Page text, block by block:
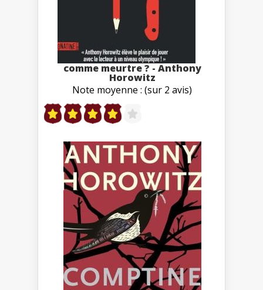
comme meurtre ? - Anthony
Horowitz
Note moyenne : (sur 2 avis)